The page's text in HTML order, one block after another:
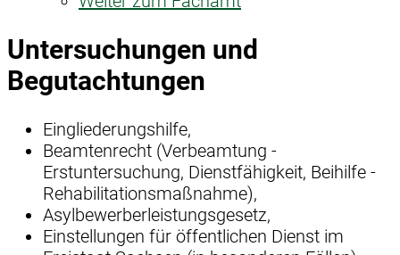
Untersuchungen und
Begutachtungen
Eingliederungshilfe,
Beamtenrecht (Verbeamtung -
Erstuntersuchung, Dienstfähigkeit, Beihilfe -
Rehabilitationsmaßnahme),
Asylbewerberleistungsgesetz,
Einstellungen für öffentlichen Dienst im